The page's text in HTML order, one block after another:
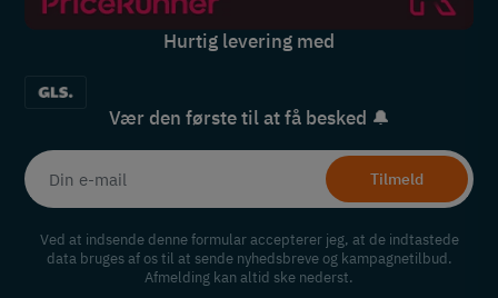
Hurtig levering med
Vær den første til at få besked 🔔
Tilmeld
Ved at indsende denne formular accepterer jeg, at de indtastede
data bruges af os til at sende nyhedsbreve og kampagnetilbud.
Afmelding kan altid ske nederst.